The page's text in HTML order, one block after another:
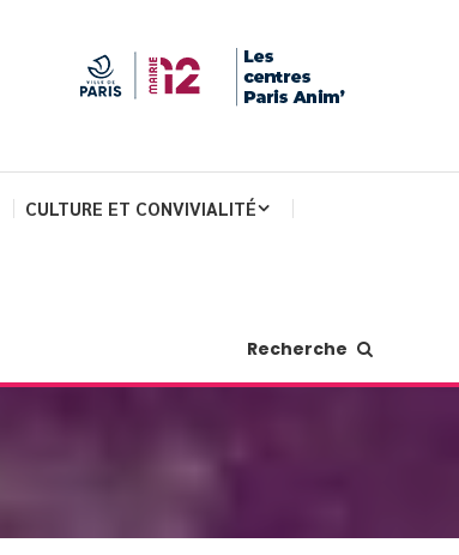
CULTURE ET CONVIVIALITÉ
Recherche